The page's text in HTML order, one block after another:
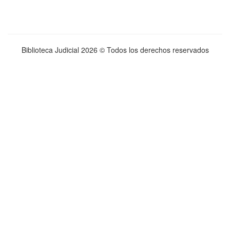
Biblioteca Judicial 2026 © Todos los derechos reservados